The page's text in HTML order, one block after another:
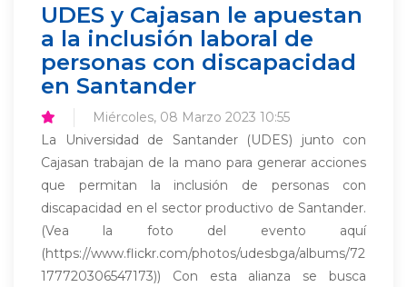
UDES y Cajasan le apuestan
a la inclusión laboral de
personas con discapacidad
en Santander
Miércoles, 08 Marzo 2023 10:55
La Universidad de Santander (UDES) junto con
Cajasan trabajan de la mano para generar acciones
que permitan la inclusión de personas con
discapacidad en el sector productivo de Santander.
(Vea la foto del evento aquí
(https://www.flickr.com/photos/udesbga/albums/72
177720306547173)) Con esta alianza se busca